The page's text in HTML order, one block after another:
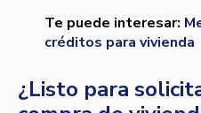
Te puede interesar:
créditos para vivienda
¿Listo para